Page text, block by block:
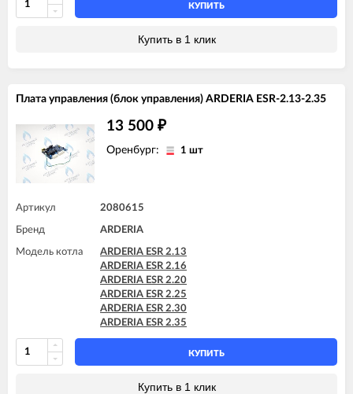
КУПИТЬ
Купить в 1 клик
Плата управления (блок управления) ARDERIA ESR-2.13-2.35
13 500 ₽
Оренбург: 1 шт
Артикул 2080615
Бренд ARDERIA
Модель котла
ARDERIA ESR 2.13
ARDERIA ESR 2.16
ARDERIA ESR 2.20
ARDERIA ESR 2.25
ARDERIA ESR 2.30
ARDERIA ESR 2.35
КУПИТЬ
Купить в 1 клик